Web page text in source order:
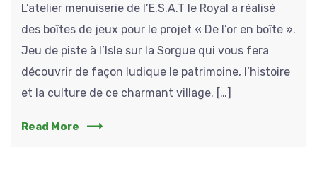
L’atelier menuiserie de l’E.S.A.T le Royal a réalisé
des boîtes de jeux pour le projet « De l’or en boîte ».
Jeu de piste à l’Isle sur la Sorgue qui vous fera
découvrir de façon ludique le patrimoine, l’histoire
et la culture de ce charmant village. […]
Read More